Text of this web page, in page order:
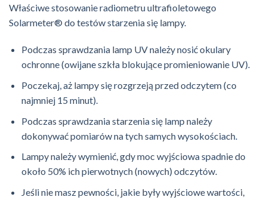
Właściwe stosowanie radiometru ultrafioletowego
Solarmeter® do testów starzenia się lampy.
Podczas sprawdzania lamp UV należy nosić okulary
ochronne (owijane szkła blokujące promieniowanie UV).
Poczekaj, aż lampy się rozgrzeją przed odczytem (co
najmniej 15 minut).
Podczas sprawdzania starzenia się lamp należy
dokonywać pomiarów na tych samych wysokościach.
Lampy należy wymienić, gdy moc wyjściowa spadnie do
około 50% ich pierwotnych (nowych) odczytów.
Jeśli nie masz pewności, jakie były wyjściowe wartości,